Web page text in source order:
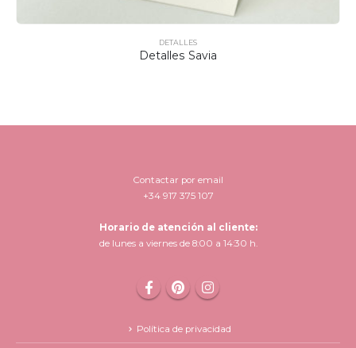
DETALLES
Detalles Savia
Contactar por email
+34 917 375 107
Horario de atención al cliente:
de lunes a viernes de 8:00 a 14:30 h.
Política de privacidad